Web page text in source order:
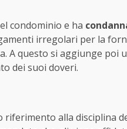
condominio e ha
irregolari per la
A questo si aggiunge poi
dei suoi doveri.
alla disciplina